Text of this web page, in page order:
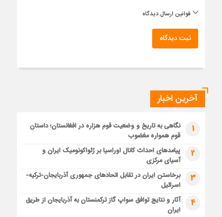
قوانین ارسال دیدگاه
ثبت دیدگاه
آخرین اخبار
1
نگاهی به تاریخ و وضعیت قوم هزاره در افغانستان؛ داستان
قوم همواره مغضوب
2
پیامدهای احداث کانال اوراسیا بر ژئواکونومیک ایران و
آسیای مرکزی
3
برخاستن ایران در تقابل اتحادهای جمهوری آذربایجان-ترکیه-
اسرائیل
4
آثار و نتایج توافق سواپ گاز ترکمنستان به آذربایجان از طریق
ایران